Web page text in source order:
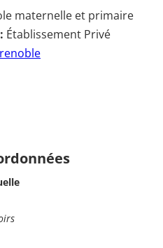
maternelle et primaire
Établissement Privé